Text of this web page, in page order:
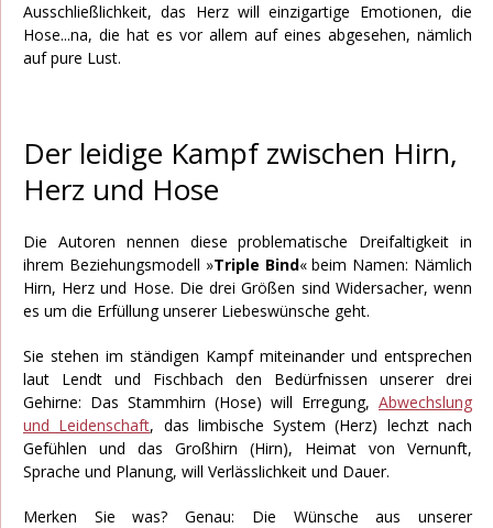
Ausschließlichkeit, das Herz will einzigartige Emotionen, die
Hose...na, die hat es vor allem auf eines abgesehen, nämlich
auf pure Lust.
Der leidige Kampf zwischen Hirn,
Herz und Hose
Die Autoren nennen diese problematische Dreifaltigkeit in
ihrem Beziehungsmodell »Triple Bind« beim Namen: Nämlich
Hirn, Herz und Hose. Die drei Größen sind Widersacher, wenn
es um die Erfüllung unserer Liebeswünsche geht.
Sie stehen im ständigen Kampf miteinander und entsprechen
laut Lendt und Fischbach den Bedürfnissen unserer drei
Gehirne: Das Stammhirn (Hose) will Erregung, Abwechslung
und Leidenschaft, das limbische System (Herz) lechzt nach
Gefühlen und das Großhirn (Hirn), Heimat von Vernunft,
Sprache und Planung, will Verlässlichkeit und Dauer.
Merken Sie was? Genau: Die Wünsche aus unserer